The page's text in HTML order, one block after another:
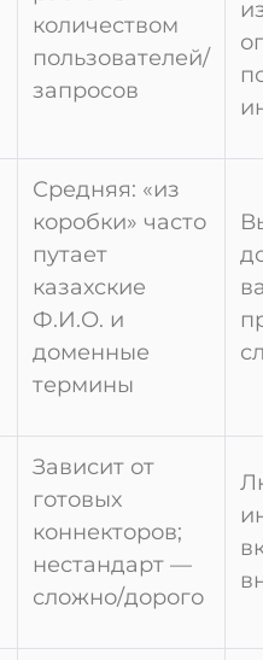
количеством
пользователей/
запросов
Средняя: «из
коробки» часто
путает
казахские
Ф.И.О. и
доменные
термины
Зависит от
готовых
коннекторов;
нестандарт —
сложно/дорого